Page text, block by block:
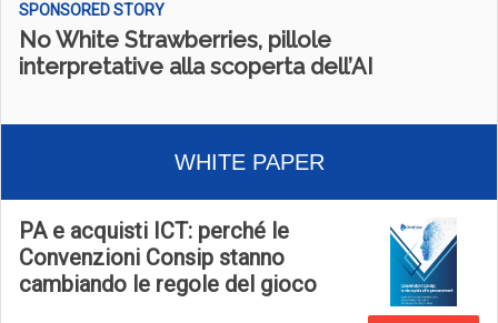
SPONSORED STORY
No White Strawberries, pillole
interpretative alla scoperta dell’AI
WHITE PAPER
PA e acquisti ICT: perché le
Convenzioni Consip stanno
cambiando le regole del gioco